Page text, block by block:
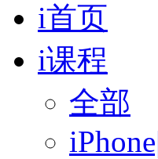
i首页
i课程
全部